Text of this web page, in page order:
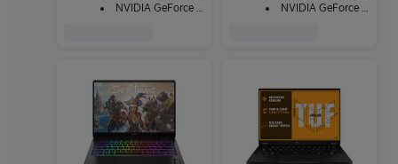
NVIDIA GeForce RTX 4060
NVIDIA GeForce RTX 5050